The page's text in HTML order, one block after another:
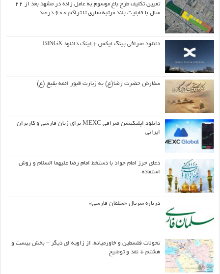
تعیین تکلیف طرح باغ موسوم به عامل زاده در مشهد بعد از ۲۲
سال با قابلیت بلند مرتبه سازی تا تراکم ۶۰۰ درصد
دانلود صرافی بینگ ایکس + لینک دانلود BINGX
سفارش حضرت رضا(ع) به زیارت قبور ائمه بقیع (ع)
دانلود اپلیکیشن صرافی MEXC برای زبان فارسی و کاربران
ایرانی
دعای حرز امام جواد با دستخط امام رضا علیهما السلام و روش
استفاده
درباره سریال «سلمان فارسی»
تحولات فلسطین و خاورمیانه، از زاویه ای دیگر – بخش بیست و
هشتم + نقد و توضیح